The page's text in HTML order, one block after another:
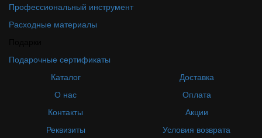
Профессиональный инструмент
Расходные материалы
Подарочные сертификаты
Каталог
О нас
Контакты
Реквизиты
Доставка
Оплата
Акции
Условия возврата